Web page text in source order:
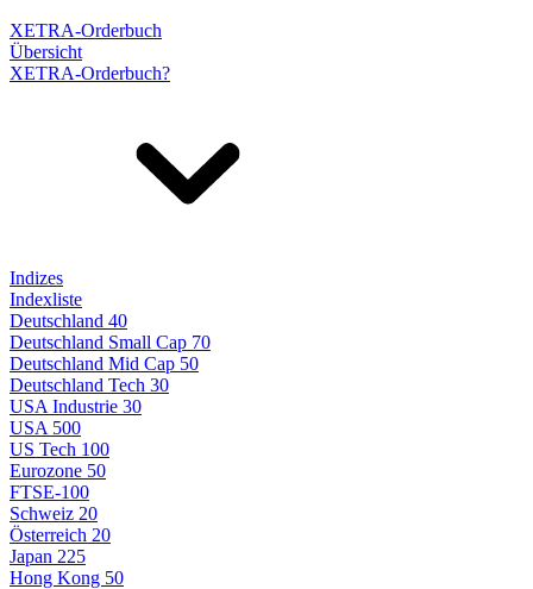
XETRA-Orderbuch
Übersicht
XETRA-Orderbuch?
Indizes
Indexliste
Deutschland 40
Deutschland Small Cap 70
Deutschland Mid Cap 50
Deutschland Tech 30
USA Industrie 30
USA 500
US Tech 100
Eurozone 50
FTSE-100
Schweiz 20
Österreich 20
Japan 225
Hong Kong 50